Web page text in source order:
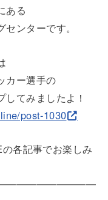
ある
ンターです。
カー選手の
てみましたよ！
post-1030
各記事でお楽しみ